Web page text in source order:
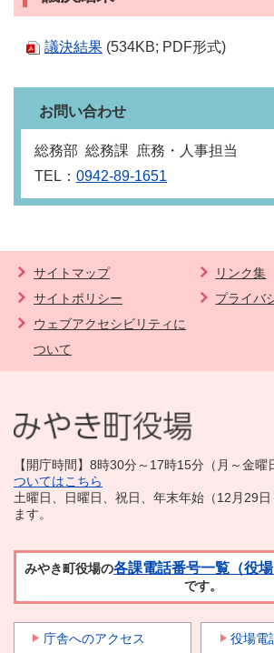
議決結果 (534KB; PDF形式)
お問い合わせ
総務部 総務課 庶務・人事担当
TEL： 0942-89-1651
サイトマップ
リンク集
サイトポリシー
プライバ
ウェブアクセシビリティに
ついて
【開庁時間】8時30分～17時15分（月～金
ついてはこちら
土曜日、日曜日、祝日、年末年始（12月29
ます。
みやき町役場の各課電話番号一覧（役場
です。
庁舎へのアクセス 役場電